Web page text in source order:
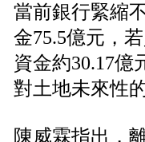
當前銀行緊縮
金75.5億元，
資金約30.17
對土地未來性
陳威霖指出，